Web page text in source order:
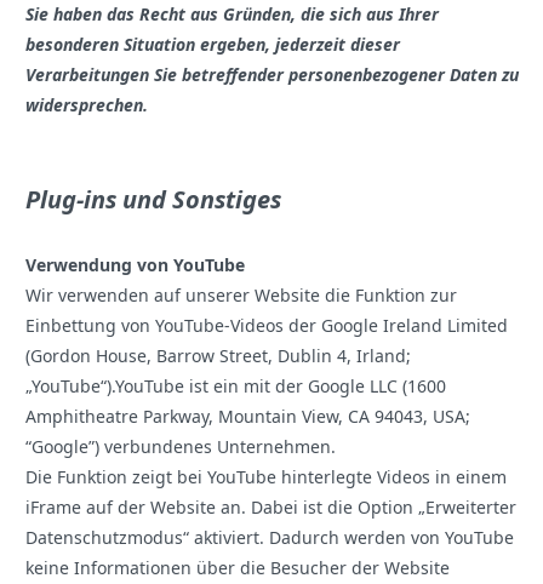
Sie haben das Recht aus Gründen, die sich aus Ihrer
besonderen Situation ergeben, jederzeit dieser
Verarbeitungen Sie betreffender personenbezogener Daten zu
widersprechen.
Plug-ins und Sonstiges
Verwendung von YouTube
Wir verwenden auf unserer Website die Funktion zur
Einbettung von YouTube-Videos der Google Ireland Limited
(Gordon House, Barrow Street, Dublin 4, Irland;
„YouTube“).YouTube ist ein mit der Google LLC (1600
Amphitheatre Parkway, Mountain View, CA 94043, USA;
“Google”) verbundenes Unternehmen.
Die Funktion zeigt bei YouTube hinterlegte Videos in einem
iFrame auf der Website an. Dabei ist die Option „Erweiterter
Datenschutzmodus“ aktiviert. Dadurch werden von YouTube
keine Informationen über die Besucher der Website